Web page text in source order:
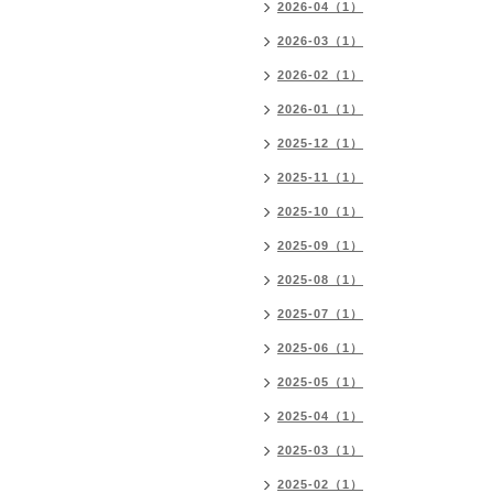
2026-04（1）
2026-03（1）
2026-02（1）
2026-01（1）
2025-12（1）
2025-11（1）
2025-10（1）
2025-09（1）
2025-08（1）
2025-07（1）
2025-06（1）
2025-05（1）
2025-04（1）
2025-03（1）
2025-02（1）